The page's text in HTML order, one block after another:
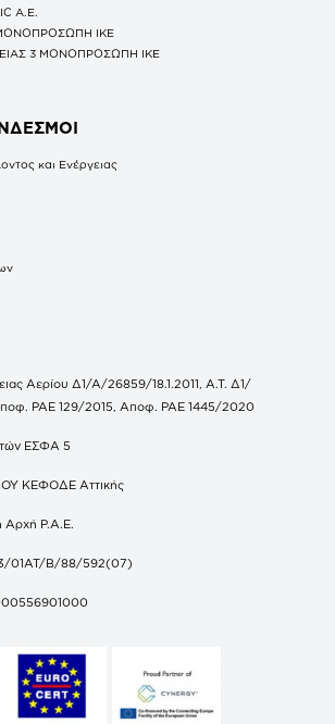
Α.Ε.
ΜΟΝΟΠΡΟΣΩΠΗ ΙΚΕ
3 ΜΟΝΟΠΡΟΣΩΠΗ ΙΚΕ
και Ενέργειας
Αερίου Δ1/Α/26859/18.1.2011, Α.Τ. Δ1/
ΡΑΕ 129/2015, Αποφ. ΡΑΕ 1445/2020
ΕΣΦΑ 5
ΚΕΦΟΔΕ Αττικής
Αρχή Ρ.Α.Ε.
01ΑΤ/Β/88/592(07)